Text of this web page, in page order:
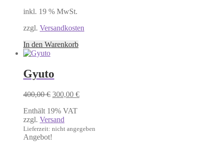
inkl. 19 % MwSt.
zzgl. Versandkosten
In den Warenkorb
Gyuto
400,00€ Ursprünglicher
war:
400,00 €
300,00 €Aktueller
Enthält 19% VAT
zzgl. Versand
Lieferzeit: nicht angegeben
Angebot!